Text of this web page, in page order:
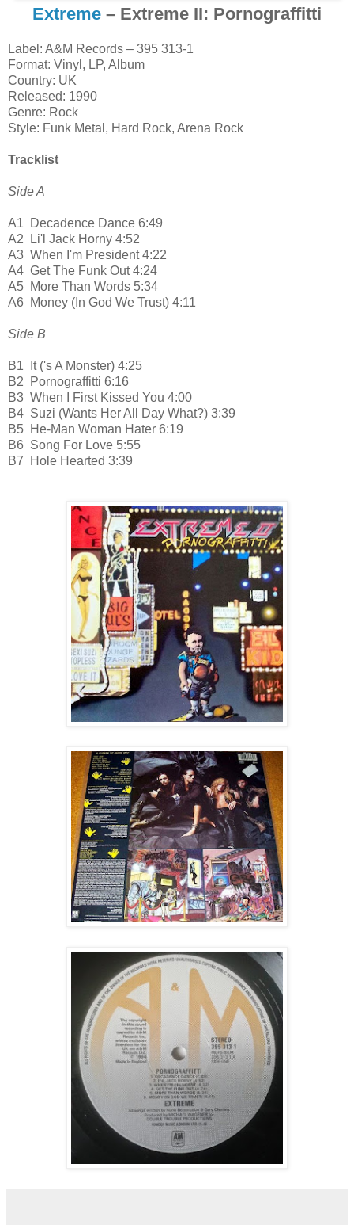
Extreme ‎– Extreme II: Pornograffitti
Label: A&M Records ‎– 395 313-1
Format: Vinyl, LP, Album
Country: UK
Released: 1990
Genre: Rock
Style: Funk Metal, Hard Rock, Arena Rock
Tracklist
Side A
A1
Decadence Dance 6:49
A2
Li'l Jack Horny 4:52
A3 When I'm President 4:22
A4 Get The Funk Out 4:24
A5 More Than Words 5:34
A6
Money (In God We Trust) 4:11
Side B
B1
It ('s A Monster) 4:25
B2
Pornograffitti 6:16
B3 When I First Kissed You 4:00
B4 Suzi (Wants Her All Day What?) 3:39
B5 He-Man Woman Hater 6:19
B6 Song For Love 5:55
B7
Hole Hearted 3:39